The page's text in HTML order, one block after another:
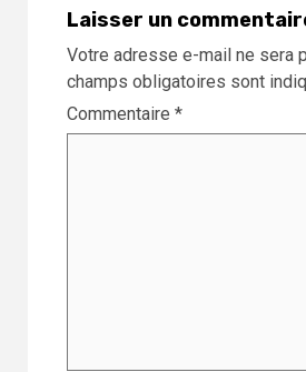
Laisser un
Votre adresse e-mail ne sera
champs obligatoires sont
Commentaire *